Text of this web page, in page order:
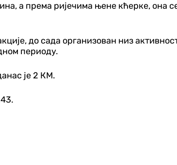
а према ријечима њене кћерке, она
до сада организован низ
периоду.
је 2 КМ.